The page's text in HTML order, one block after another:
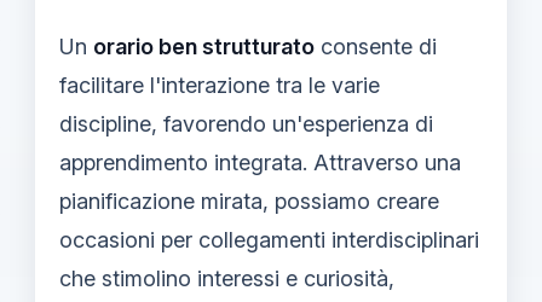
Un orario ben strutturato consente di
facilitare l'interazione tra le varie
discipline, favorendo un'esperienza di
apprendimento integrata. Attraverso una
pianificazione mirata, possiamo creare
occasioni per collegamenti interdisciplinari
che stimolino interessi e curiosità,